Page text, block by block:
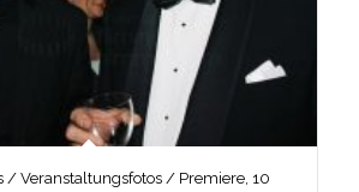
/ Veranstaltungsfotos / Premiere, 10